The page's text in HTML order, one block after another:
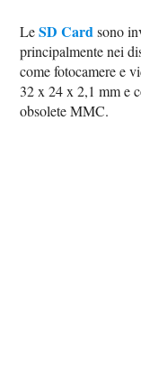
LeSD Cardsono
principalmente nei
come fotocamere e
32 x 24 x 2,1 mm e
obsolete MMC.